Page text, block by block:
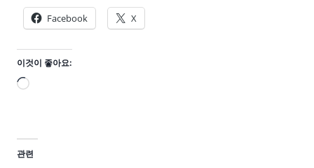
Facebook X
이것이 좋아요:
로
.
.
관련